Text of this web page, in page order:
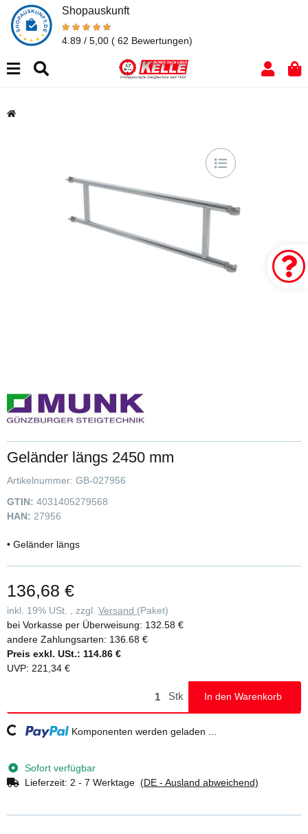
Shopauskunft
4.89 / 5,00 ( 62 Bewertungen)
Geländer längs 2450 mm
Artikelnummer: GB-027956
GTIN: 4031405279568
HAN: 27956
• Geländer längs
136,68 €
inkl. 19% USt. , zzgl. Versand (Paket)
bei Vorkasse per Überweisung: 132.58 €
andere Zahlungsarten: 136.68 €
Preis exkl. USt.: 114.86 €
UVP: 221,34 €
Stk In den Warenkorb
Loading... Komponenten werden geladen ...
Sofort verfügbar
Lieferzeit: 2 - 7 Werktage (DE - Ausland abweichend)